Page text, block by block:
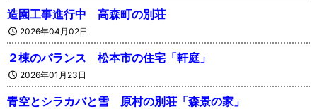
造園工事進行中 高森町の別荘
2026年04月02日
２棟のバランス 松本市の住宅「軒庭」
2026年01月23日
青空とシラカバと雪 原村の別荘「森景の家」